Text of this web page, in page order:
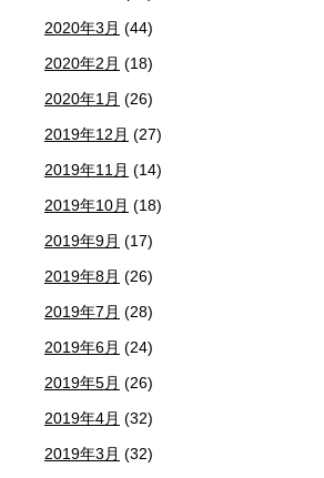
2020年3月 (44)
2020年2月 (18)
2020年1月 (26)
2019年12月 (27)
2019年11月 (14)
2019年10月 (18)
2019年9月 (17)
2019年8月 (26)
2019年7月 (28)
2019年6月 (24)
2019年5月 (26)
2019年4月 (32)
2019年3月 (32)